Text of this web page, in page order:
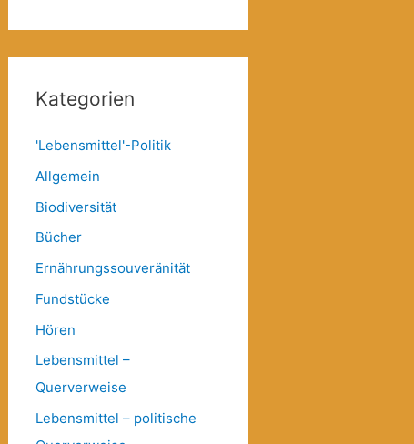
Kategorien
'Lebensmittel'-Politik
Allgemein
Biodiversität
Bücher
Ernährungssouveränität
Fundstücke
Hören
Lebensmittel –
Querverweise
Lebensmittel – politische